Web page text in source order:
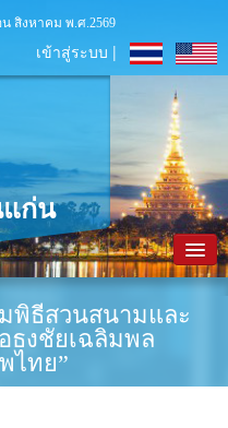
น สิงหาคม พ.ศ.2569
เข้าสู่ระบบ |
ก่น
ก
ฐาน
พันธ์
พิธีสวนสนามและ
งชัยเฉลิมพล
ไทย”